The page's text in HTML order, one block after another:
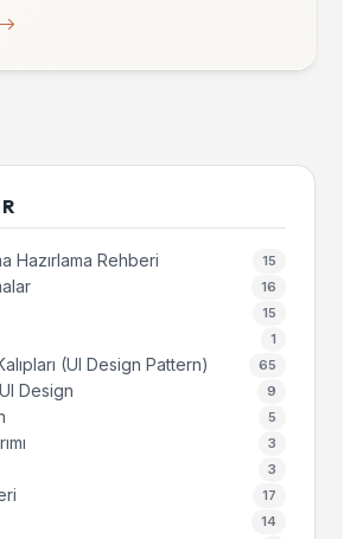
Hazırlama Rehberi 15
16
15
1
(UI Design Pattern) 65
Design 9
5
3
3
17
14